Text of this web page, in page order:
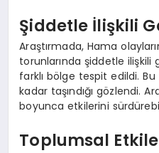
Şiddetle İlişkili
Araştırmada, Hama
torunlarında şiddetle ilişkili
farklı bölge tespit edildi.
kadar taşındığı gözlendi.
boyunca etkilerini
Toplumsal